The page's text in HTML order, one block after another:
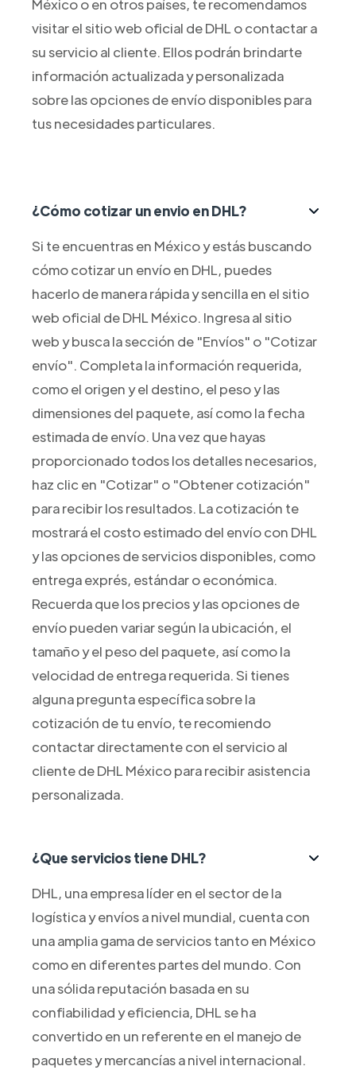
México o en otros países, te recomendamos
visitar el sitio web oficial de DHL o contactar a
su servicio al cliente. Ellos podrán brindarte
información actualizada y personalizada
sobre las opciones de envío disponibles para
tus necesidades particulares.
¿Cómo cotizar un envio en DHL?
Si te encuentras en México y estás buscando
cómo cotizar un envío en DHL, puedes
hacerlo de manera rápida y sencilla en el sitio
web oficial de DHL México. Ingresa al sitio
web y busca la sección de "Envíos" o "Cotizar
envío". Completa la información requerida,
como el origen y el destino, el peso y las
dimensiones del paquete, así como la fecha
estimada de envío. Una vez que hayas
proporcionado todos los detalles necesarios,
haz clic en "Cotizar" o "Obtener cotización"
para recibir los resultados. La cotización te
mostrará el costo estimado del envío con DHL
y las opciones de servicios disponibles, como
entrega exprés, estándar o económica.
Recuerda que los precios y las opciones de
envío pueden variar según la ubicación, el
tamaño y el peso del paquete, así como la
velocidad de entrega requerida. Si tienes
alguna pregunta específica sobre la
cotización de tu envío, te recomiendo
contactar directamente con el servicio al
cliente de DHL México para recibir asistencia
personalizada.
¿Que servicios tiene DHL?
DHL, una empresa líder en el sector de la
logística y envíos a nivel mundial, cuenta con
una amplia gama de servicios tanto en México
como en diferentes partes del mundo. Con
una sólida reputación basada en su
confiabilidad y eficiencia, DHL se ha
convertido en un referente en el manejo de
paquetes y mercancías a nivel internacional.